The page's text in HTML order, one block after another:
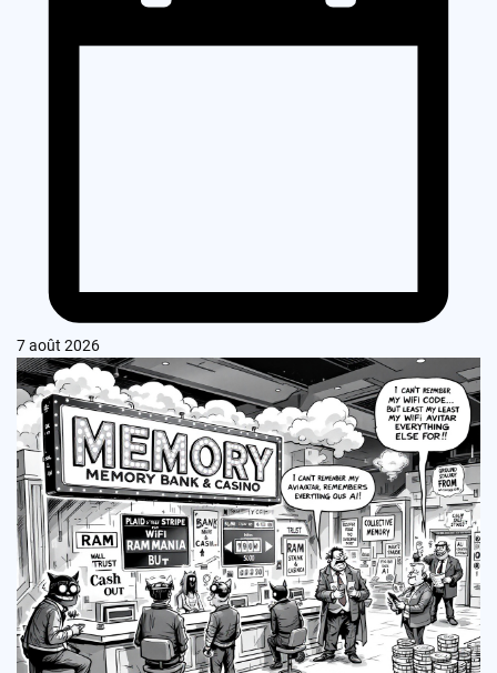
7 août 2026